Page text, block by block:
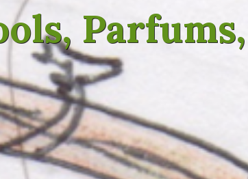
Parfums,